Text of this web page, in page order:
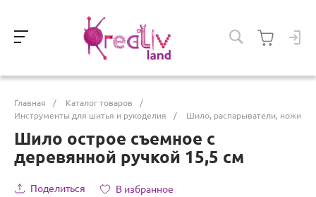
Главная / Каталог товаров
/
Инструменты для шитья и рукоделия
/ Шило, распарыватели, ножи
Шило острое съемное с
деревянной ручкой 15,5 см
Поделиться
В избранное